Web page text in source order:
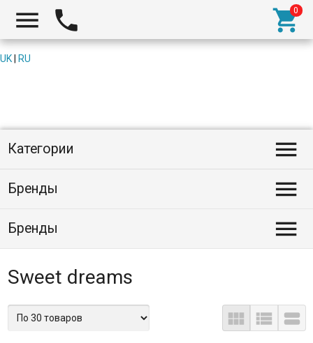
  
UK RU
Категории 
Бренды 
Бренды 
Sweet dreams
  